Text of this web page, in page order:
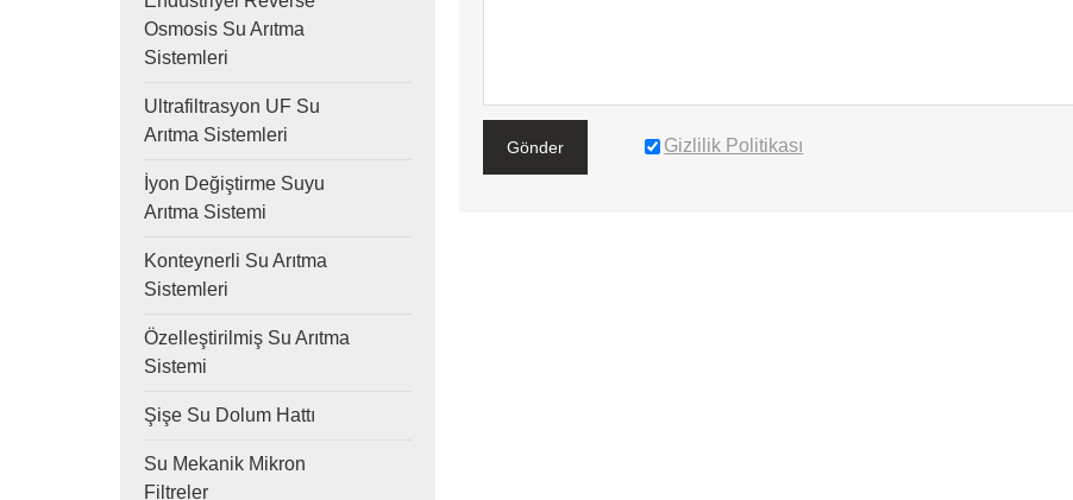
Osmosis Su Arıtma
Sistemleri
Ultrafiltrasyon UF Su
Arıtma Sistemleri
İyon Değiştirme Suyu
Arıtma Sistemi
Konteynerli Su Arıtma
Sistemleri
Özelleştirilmiş Su Arıtma
Sistemi
Şişe Su Dolum Hattı
Su Mekanik Mikron
Filtreler
Gönder Gizlilik Politikası